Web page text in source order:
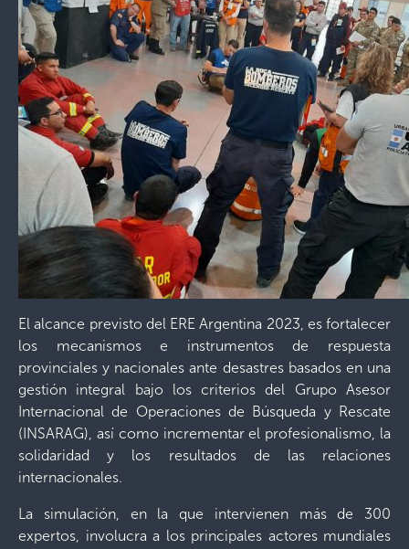
El alcance previsto del ERE Argentina 2023, es fortalecer
los mecanismos e instrumentos de respuesta
provinciales y nacionales ante desastres basados en una
gestión integral bajo los criterios del Grupo Asesor
Internacional de Operaciones de Búsqueda y Rescate
(INSARAG), así como incrementar el profesionalismo, la
solidaridad y los resultados de las relaciones
internacionales.
La simulación, en la que intervienen más de 300
expertos, involucra a los principales actores mundiales